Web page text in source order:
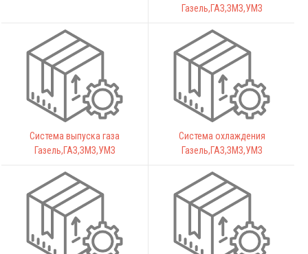
Газель,ГАЗ,ЗМЗ,УМЗ
Система выпуска газа
Газель,ГАЗ,ЗМЗ,УМЗ
Система охлаждения
Газель,ГАЗ,ЗМЗ,УМЗ